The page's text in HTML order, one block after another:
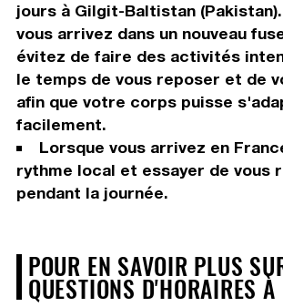
jours à Gilgit-Baltistan
vous arrivez dans un nouveau
évitez de faire des activités
le temps de vous reposer et de
afin que votre corps puisse
facilement.
Lorsque vous arrivez en
rythme local et essayer de vous
pendant la journée.
POUR EN SAVOIR PLUS
QUESTIONS D'HORAIRES